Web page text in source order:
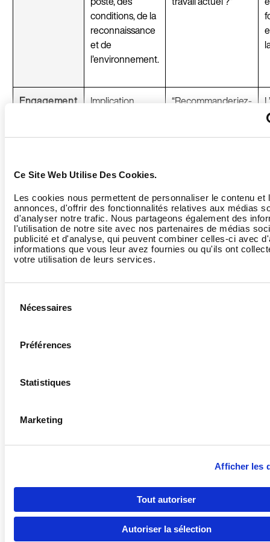
Ce Site Web Utilise Des Cookies.
Les cookies nous permettent de personnaliser le contenu et
annonces, d'offrir des fonctionnalités relatives aux médias
d'analyser notre trafic. Nous partageons également des
l'utilisation de notre site avec nos partenaires de médias
publicité et d'analyse, qui peuvent combiner celles-ci avec
informations que vous leur avez fournies ou qu'ils ont
votre utilisation de leurs services.
Nécessaires
Préférences
Statistiques
Marketing
Afficher les
Tout autoriser
Autoriser la sélection
conditions, de la
reconnaissance
et de
l’environnement.
Engagement
Implication
objectifs.
“Recommanderiez-
Motivation
Énergie qui
pousse un
progresser ou
“Qu’est-ce qui vous
donne envie de
votre travail ?”
travail
Langue